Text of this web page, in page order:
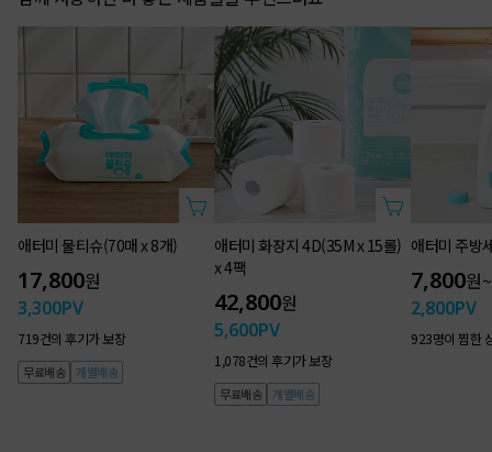
더마 테스트 엑셀런트
철저한 소독
강력한 흡수력
6겹 구조 & 쾌속 흡수패드
샐 걱정없이 편안한 사용
편리한 휴대성
컴팩트한
그날도 허브처럼 상쾌하고 순수하게
WHY
좋은 건 몸이 먼저 느끼기에,
애터미 허브데이
애터미 물티슈(70매 x 8개)
17,800원
3,300PV
719건의 후기가 보장
무료배송 개별배송
애터미 화장지 4D(35M x 15롤)
x 4팩
42,800원
5,600PV
1,078건의 후기가 보장
무료배송 개별배송
애터미 주방
7,800원~
2,800PV
923명이 찜한